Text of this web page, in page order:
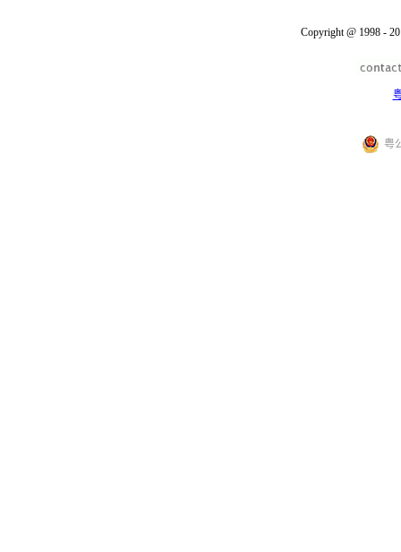
Copyright @ 1998 -
粤